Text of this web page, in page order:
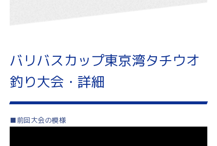
バリバスカップ東京湾タチウオ
釣り大会・詳細
■前回大会の模様